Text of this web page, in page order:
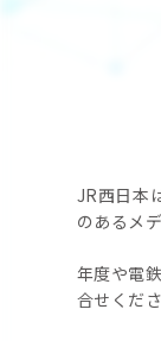
JR西日本
のあるメ
年度や電
合せくださ